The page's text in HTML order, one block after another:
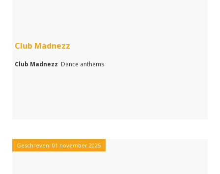
Club Madnezz
Club Madnezz Dance anthems
Geschreven: 01 november 2025